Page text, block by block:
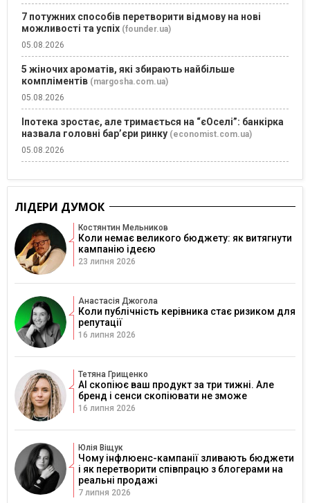
7 потужних способів перетворити відмову на нові
можливості та успіх (founder.ua)
05.08.2026
5 жіночих ароматів, які збирають найбільше
компліментів (margosha.com.ua)
05.08.2026
Іпотека зростає, але тримається на “єОселі”: банкірка
назвала головні бар’єри ринку (economist.com.ua)
05.08.2026
ЛІДЕРИ ДУМОК
Костянтин Мельников
Коли немає великого бюджету: як витягнути
кампанію ідеєю
23 липня 2026
Анастасія Джогола
Коли публічність керівника стає ризиком для
репутації
16 липня 2026
Тетяна Грищенко
AI скопіює ваш продукт за три тижні. Але
бренд і сенси скопіювати не зможе
16 липня 2026
Юлія Віщук
Чому інфлюенс-кампанії зливають бюджети
і як перетворити співпрацю з блогерами на
реальні продажі
7 липня 2026